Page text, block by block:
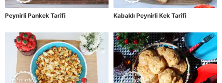
Peynirli Pankek Tarifi Kabaklı Peynirli Kek Tarifi